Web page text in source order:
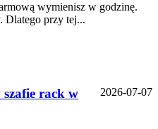
wymienisz w godzinę.
Dlatego przy tej...
2026-07-07
rack w